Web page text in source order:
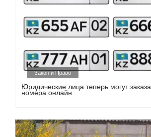
Закон и Право
Юридические лица теперь могут
номера онлайн